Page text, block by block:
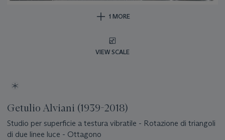
1 MORE
VIEW SCALE
Getulio Alviani (1939-2018)
Studio per superficie a testura vibratile - Rotazione di triangoli
di due linee luce - Ottagono